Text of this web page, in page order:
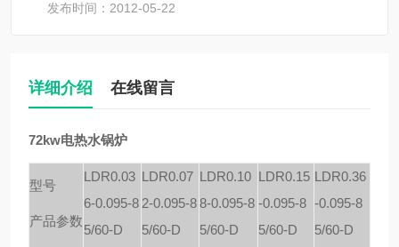
发布时间：2012-05-22
详细介绍 在线留言
72kw电热水锅炉
型号
产品参数
LDR0.03
6-0.095-8
5/60-D
LDR0.07
2-0.095-8
5/60-D
LDR0.10
8-0.095-8
5/60-D
LDR0.15
-0.095-8
5/60-D
LDR0.36
-0.095-8
5/60-D